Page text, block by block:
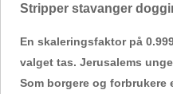
Stripper stavanger
En skaleringsfaktor på
valget tas. Jerusalems
Som borgere og